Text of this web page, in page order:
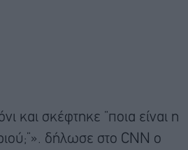
και σκέφτηκε “ποια είναι η
δήλωσε στο CNN ο